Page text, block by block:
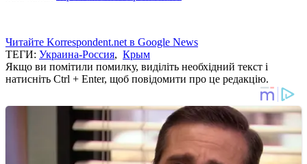
Читайте Korrespondent.net в Google News
ТЕГИ: Украина-Россия, Крым
Якщо ви помітили помилку, виділіть необхідний текст і
натисніть Ctrl + Enter, щоб повідомити про це редакцію.